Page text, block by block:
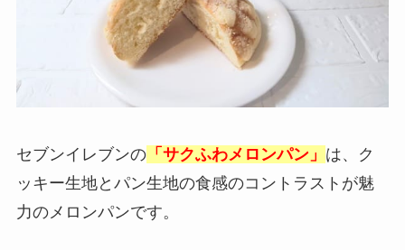
セブンイレブンの「サクふわメロンパン」 は、ク
ッキー生地とパン生地の食感のコントラストが魅
力のメロンパンです。